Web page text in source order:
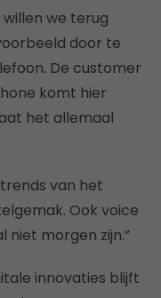
willen we terug
door te
De customer
komt hier
het allemaal
van het
Ook voice
niet morgen zijn.”
innovaties blijft